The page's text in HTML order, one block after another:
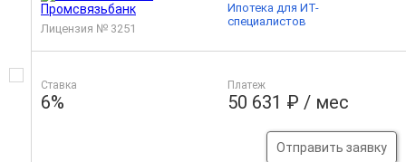
Лицензия № 3251
Ставка
6%
Платеж
50 631 ₽ / мес
Отправить заявку
Ипотека для ИТ-
специалистов